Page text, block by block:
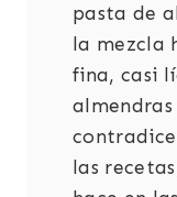
pasta de
la mezcla
fina, casi
las